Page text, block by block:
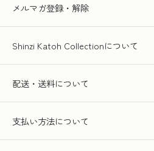
メルマガ登録・解除
Shinzi Katoh Collectionについて
配送・送料について
支払い方法について